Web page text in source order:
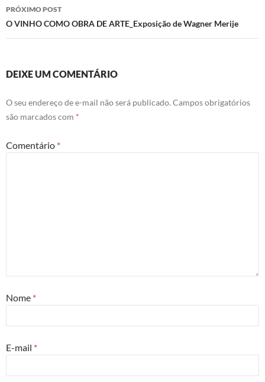
PRÓXIMO POST
O VINHO COMO OBRA DE ARTE_Exposição de Wagner Merije
DEIXE UM COMENTÁRIO
O seu endereço de e-mail não será publicado. Campos obrigatórios
são marcados com *
Comentário *
Nome *
E-mail *